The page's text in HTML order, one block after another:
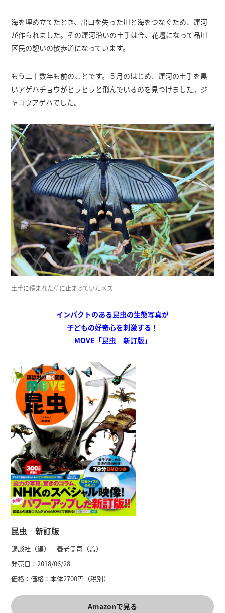
海を埋め立てたとき、出口を失った川と海をつなぐため、運河
が作られました。その運河沿いの土手は今、花壇になって品川
区民の憩いの散歩道になっています。
もう二十数年も前のことです。５月のはじめ、運河の土手を黒
いアゲハチョウがヒラヒラと飛んでいるのを見つけました。ジ
ャコウアゲハでした。
土手に積まれた草に止まっていたメス
インパクトのある昆虫の生態写真が
子どもの好奇心を刺激する！
MOVE「昆虫 新訂版」
昆虫 新訂版
講談社（編） 養老孟司（監）
発売日：2018/06/28
価格：価格：本体2700円（税別）
Amazonで見る